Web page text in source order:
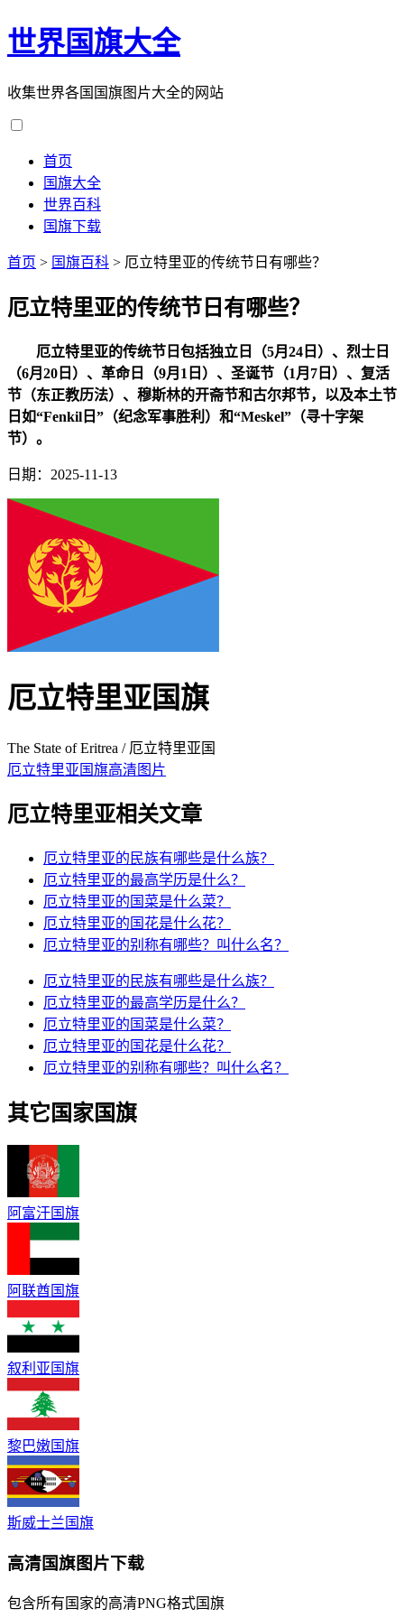
世界国旗大全
收集世界各国国旗图片大全的网站
首页
国旗大全
世界百科
国旗下载
首页 > 国旗百科 > 厄立特里亚的传统节日有哪些？
厄立特里亚的传统节日有哪些？
厄立特里亚的传统节日包括独立日（5月24日）、烈士日
（6月20日）、革命日（9月1日）、圣诞节（1月7日）、复活
节（东正教历法）、穆斯林的开斋节和古尔邦节，以及本土节
日如“Fenkil日”（纪念军事胜利）和“Meskel”（寻十字架
节）。
日期：2025-11-13
厄立特里亚国旗
The State of Eritrea / 厄立特里亚国
厄立特里亚国旗高清图片
厄立特里亚相关文章
厄立特里亚的民族有哪些是什么族？
厄立特里亚的最高学历是什么？
厄立特里亚的国菜是什么菜？
厄立特里亚的国花是什么花？
厄立特里亚的别称有哪些？叫什么名？
厄立特里亚的民族有哪些是什么族？
厄立特里亚的最高学历是什么？
厄立特里亚的国菜是什么菜？
厄立特里亚的国花是什么花？
厄立特里亚的别称有哪些？叫什么名？
其它国家国旗
阿富汗国旗
阿联酋国旗
叙利亚国旗
黎巴嫩国旗
斯威士兰国旗
高清国旗图片下载
包含所有国家的高清PNG格式国旗